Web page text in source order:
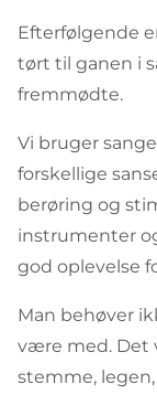
Efterfølgende
tørt til ganen i
fremmødte.
Vi bruger
forskellige
berøring og
instrumenter
god oplevelse
Man behøver
være med. Det
stemme,